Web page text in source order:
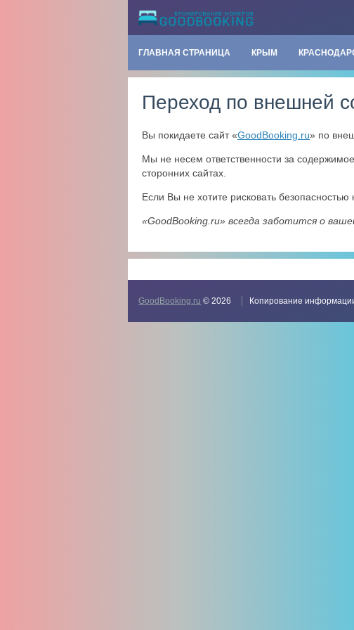
ГЛАВНАЯ СТРАНИЦА КРЫМ
Переход по внешней
Вы покидаете сайт «GoodBooking.ru» по
Мы не несем ответственности за
сторонних сайтах.
Если Вы не хотите рисковать
«GoodBooking.ru» всегда заботится о
GoodBooking.ru © 2026 Копирование